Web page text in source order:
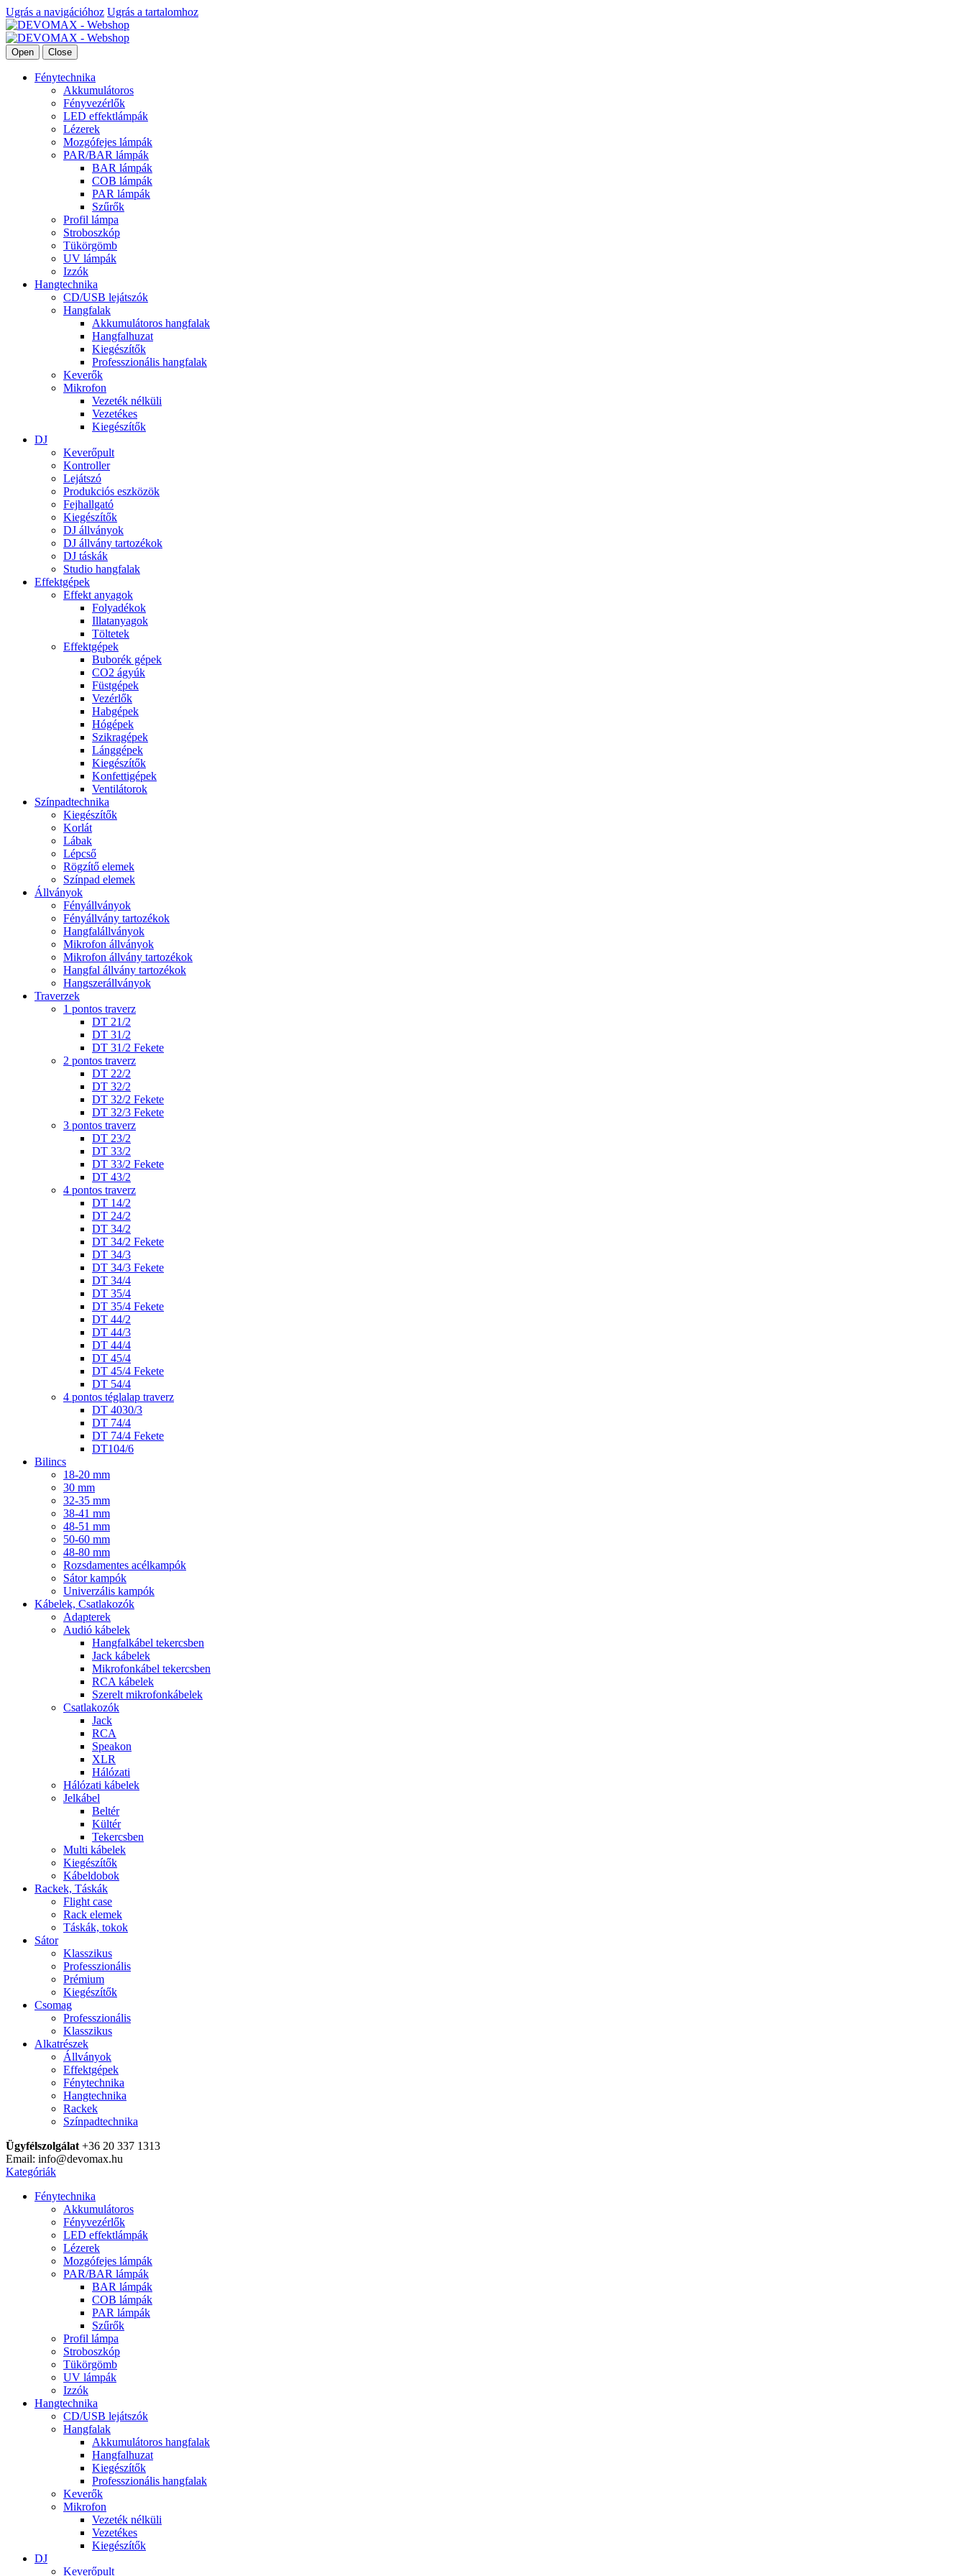
Ugrás a navigációhoz Ugrás a tartalomhoz
Open Close
Fénytechnika
Akkumulátoros
Fényvezérlők
LED effektlámpák
Lézerek
Mozgófejes lámpák
PAR/BAR lámpák
BAR lámpák
COB lámpák
PAR lámpák
Szűrők
Profil lámpa
Stroboszkóp
Tükörgömb
UV lámpák
Izzók
Hangtechnika
CD/USB lejátszók
Hangfalak
Akkumulátoros hangfalak
Hangfalhuzat
Kiegészítők
Professzionális hangfalak
Keverők
Mikrofon
Vezeték nélküli
Vezetékes
Kiegészítők
DJ
Keverőpult
Kontroller
Lejátszó
Produkciós eszközök
Fejhallgató
Kiegészítők
DJ állványok
DJ állvány tartozékok
DJ táskák
Studio hangfalak
Effektgépek
Effekt anyagok
Folyadékok
Illatanyagok
Töltetek
Effektgépek
Buborék gépek
CO2 ágyúk
Füstgépek
Vezérlők
Habgépek
Hógépek
Szikragépek
Lánggépek
Kiegészítők
Konfettigépek
Ventilátorok
Színpadtechnika
Kiegészítők
Korlát
Lábak
Lépcső
Rögzítő elemek
Színpad elemek
Állványok
Fényállványok
Fényállvány tartozékok
Hangfalállványok
Mikrofon állványok
Mikrofon állvány tartozékok
Hangfal állvány tartozékok
Hangszerállványok
Traverzek
1 pontos traverz
DT 21/2
DT 31/2
DT 31/2 Fekete
2 pontos traverz
DT 22/2
DT 32/2
DT 32/2 Fekete
DT 32/3 Fekete
3 pontos traverz
DT 23/2
DT 33/2
DT 33/2 Fekete
DT 43/2
4 pontos traverz
DT 14/2
DT 24/2
DT 34/2
DT 34/2 Fekete
DT 34/3
DT 34/3 Fekete
DT 34/4
DT 35/4
DT 35/4 Fekete
DT 44/2
DT 44/3
DT 44/4
DT 45/4
DT 45/4 Fekete
DT 54/4
4 pontos téglalap traverz
DT 4030/3
DT 74/4
DT 74/4 Fekete
DT104/6
Bilincs
18-20 mm
30 mm
32-35 mm
38-41 mm
48-51 mm
50-60 mm
48-80 mm
Rozsdamentes acélkampók
Sátor kampók
Univerzális kampók
Kábelek, Csatlakozók
Adapterek
Audió kábelek
Hangfalkábel tekercsben
Jack kábelek
Mikrofonkábel tekercsben
RCA kábelek
Szerelt mikrofonkábelek
Csatlakozók
Jack
RCA
Speakon
XLR
Hálózati
Hálózati kábelek
Jelkábel
Beltér
Kültér
Tekercsben
Multi kábelek
Kiegészítők
Kábeldobok
Rackek, Táskák
Flight case
Rack elemek
Táskák, tokok
Sátor
Klasszikus
Professzionális
Prémium
Kiegészítők
Csomag
Professzionális
Klasszikus
Alkatrészek
Állványok
Effektgépek
Fénytechnika
Hangtechnika
Rackek
Színpadtechnika
Ügyfélszolgálat +36 20 337 1313
Email: info@devomax.hu
Kategóriák
Fénytechnika
Akkumulátoros
Fényvezérlők
LED effektlámpák
Lézerek
Mozgófejes lámpák
PAR/BAR lámpák
BAR lámpák
COB lámpák
PAR lámpák
Szűrők
Profil lámpa
Stroboszkóp
Tükörgömb
UV lámpák
Izzók
Hangtechnika
CD/USB lejátszók
Hangfalak
Akkumulátoros hangfalak
Hangfalhuzat
Kiegészítők
Professzionális hangfalak
Keverők
Mikrofon
Vezeték nélküli
Vezetékes
Kiegészítők
DJ
Keverőpult